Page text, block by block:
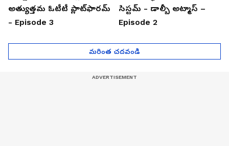
అత్యుత్తమ ఓటీటీ ప్లాట్‌ఫారమ్
- Episode 3
సిస్టమ్ - డాల్బీ అట్మాస్ –
Episode 2
మరింత చదవండి